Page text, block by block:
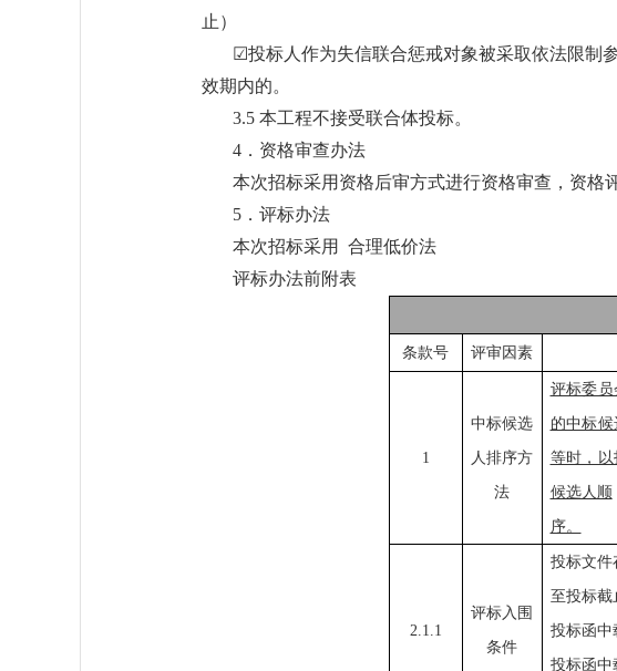
止）
☑投标人作为失信联合惩戒对象被采取依法限制
效期内的。
3.5 本工程不接受联合体投标。
4．资格审查办法
本次招标采用资格后审方式进行资格审查，资格
5．评标办法
本次招标采用 合理低价法
评标办法前附表
条款号 评审因素
1
中标候选
人排序方
法
评标委
的中标
等时，以
候选人顺
序。
2.1.1
评标入围
条件
投标文件
至投标截
投标函中
投标函中